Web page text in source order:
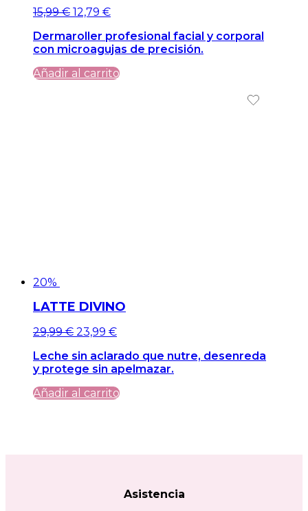
El
original
era:
15,99 €.
15,99€El
actual
es:
15,99 €.
12,79 €
Dermaroller profesional facial y corporal
con microagujas de precisión.
Añadir al carrito
20%
LATTE DIVINO
El
original
era:
29,99 €.
29,99€El
actual
es:
29,99 €.
23,99 €
Leche sin aclarado que nutre, desenreda
y protege sin apelmazar.
Añadir al carrito
Asistencia